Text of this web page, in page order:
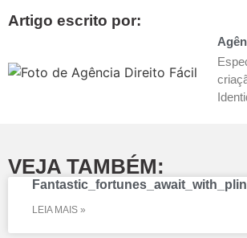
Artigo escrito por:
VEJA TAMBÉM:
LEIA MAIS »